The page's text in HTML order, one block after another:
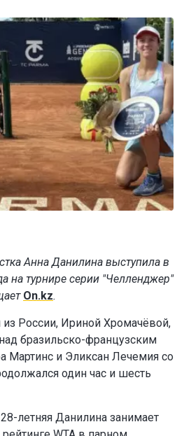
Анна Данилина выступила в
на турнире серии "Челленджер"
On.kz.
из России, Ириной Хромачёвой,
бразильско-французским
Мартинс и Эликсан Лечемия со
один час и шесть
летняя Данилина занимает